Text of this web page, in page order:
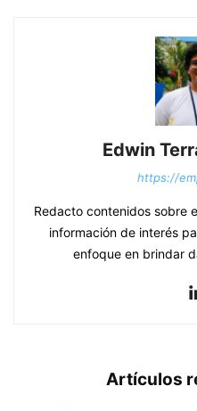
Edwin
https://
Redacto contenidos sobre
información de interés
enfoque en brindar
Artículos